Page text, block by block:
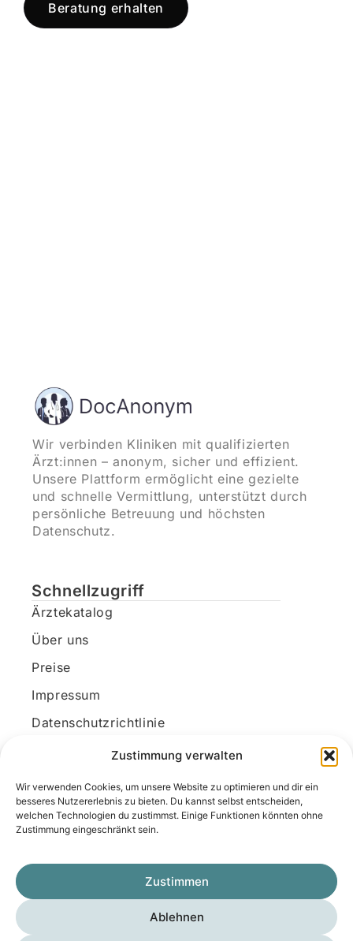
Zustimmung verwalten
Wir verwenden Cookies, um unsere Website zu optimieren und dir ein
besseres Nutzererlebnis zu bieten. Du kannst selbst entscheiden,
welchen Technologien du zustimmst. Einige Funktionen könnten ohne
Zustimmung eingeschränkt sein.
Zustimmen
Ablehnen
Beratung erhalten
Wir verbinden Kliniken mit qualifizierten
Ärzt:innen – anonym, sicher und effizient.
Unsere Plattform ermöglicht eine gezielte
und schnelle Vermittlung, unterstützt durch
persönliche Betreuung und höchsten
Datenschutz.
Schnellzugriff
Ärztekatalog
Über uns
Preise
Impressum
Datenschutzrichtlinie
Kundenkonto
Unsere Kontaktdaten
E-Mail: kontakt@docanonym.com
am Traunsee, Österreich